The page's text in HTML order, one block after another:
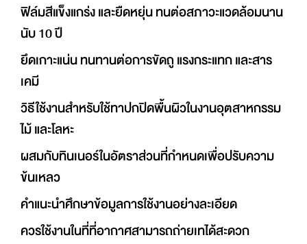
ฟิล์มสีแข็งแกร่ง และยืดหยุ่น ทนต่อสภาวะแวดล้อมนาน
นับ 10 ปี
ยึดเกาะแน่น ทนทานต่อการขัดถู แรงกระแทก และสาร
เคมี
วิธีใช้งานสำหรับใช้ทาปกปิดพื้นผิวในงานอุตสาหกรรม
ไม้ และโลหะ
ผสมกับทินเนอร์ในอัตราส่วนที่กำหนดเพื่อปรับความ
ข้นเหลว
คำแนะนำศึกษาข้อมูลการใช้งานอย่างละเอียด
ควรใช้งานในที่ที่อากาศสามารถถ่ายเทได้สะดวก